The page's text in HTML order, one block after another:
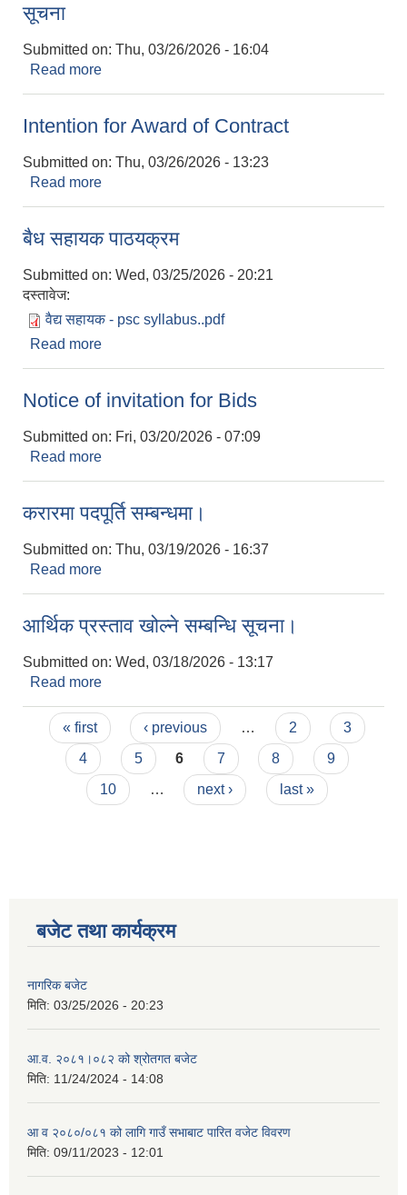
सूचना
Submitted on: Thu, 03/26/2026 - 16:04
Read more
Intention for Award of Contract
Submitted on: Thu, 03/26/2026 - 13:23
Read more
बैध सहायक पाठयक्रम
Submitted on: Wed, 03/25/2026 - 20:21
दस्तावेज:
वैद्य सहायक - psc syllabus..pdf
Read more
Notice of invitation for Bids
Submitted on: Fri, 03/20/2026 - 07:09
Read more
करारमा पदपूर्ति सम्बन्धमा।
Submitted on: Thu, 03/19/2026 - 16:37
Read more
आर्थिक प्रस्ताव खोल्ने सम्बन्धि सूचना।
Submitted on: Wed, 03/18/2026 - 13:17
Read more
Pages
« first ‹ previous … 2
3
4
5 6 7 8
9
10
… next › last »
बजेट तथा कार्यक्रम
नागरिक बजेट
मिति: 03/25/2026 - 20:23
आ.व. २०८१।०८२ को श्रोतगत बजेट
मिति: 11/24/2024 - 14:08
आ व २०८०/०८१ को लागि गाउँ सभाबाट पारित वजेट विवरण
मिति: 09/11/2023 - 12:01